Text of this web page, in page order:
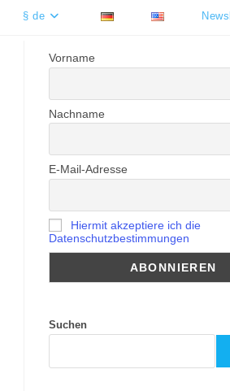
§ de
Vorname
Nachname
E-Mail-Adresse
Hiermit akzeptiere ich die
Datenschutzbestimmungen
Suchen